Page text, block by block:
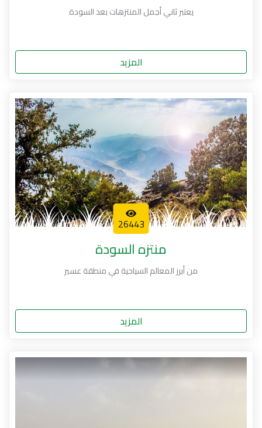
يعتبر ثاني أجمل المنتزهات بعد السودة
المزيد
26443
منتزه السودة
من أبرز المعالم السياحية في منطقة عسير
المزيد